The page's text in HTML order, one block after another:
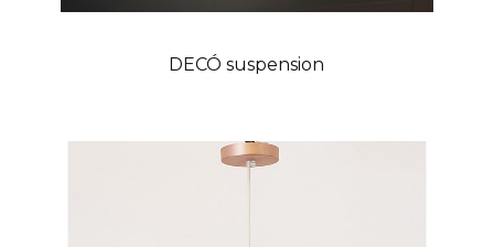
DECÓ suspension